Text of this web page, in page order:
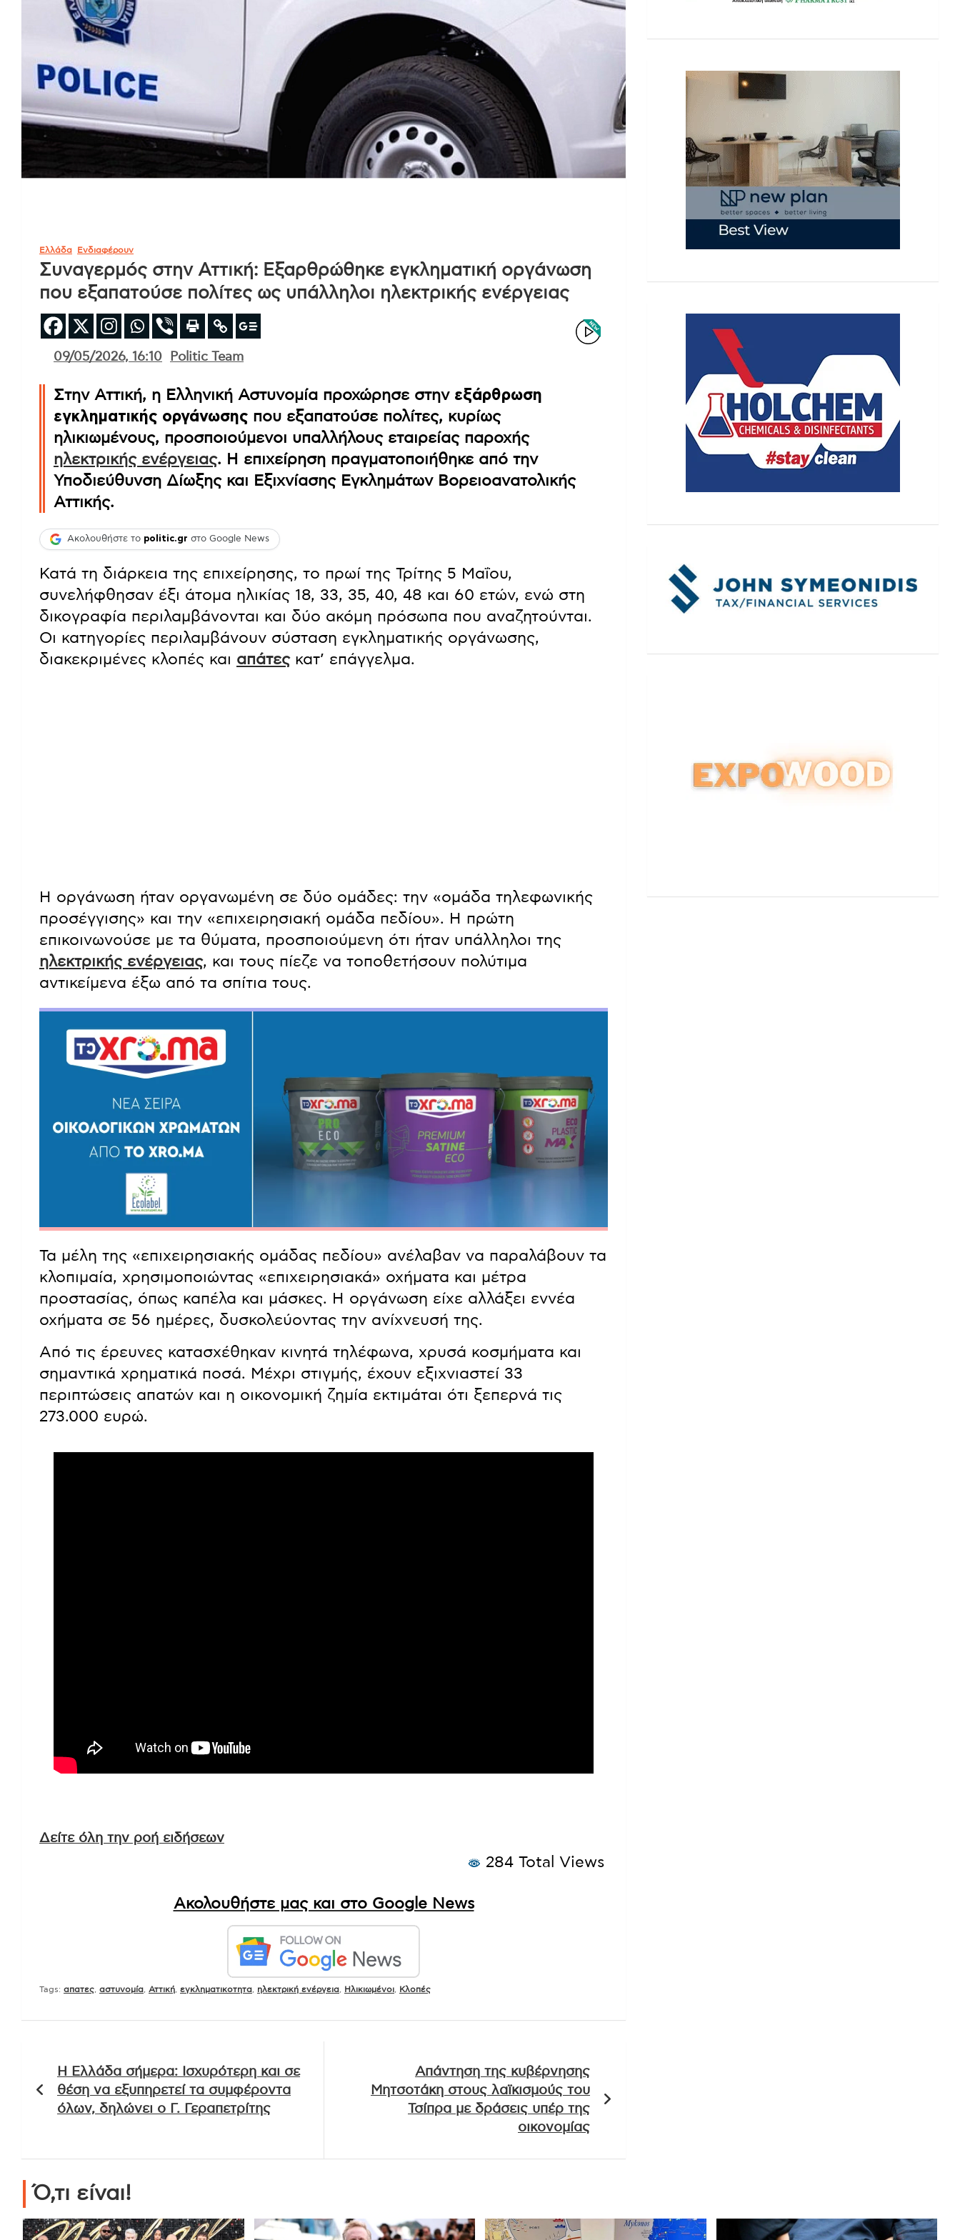
Ελλάδα Ενδιαφέρουν
Συναγερμός στην Αττική: Εξαρθρώθηκε εγκληματική οργάνωση
που εξαπατούσε πολίτες ως υπάλληλοι ηλεκτρικής ενέργειας
09/05/2026, 16:10 Politic Team
Στην Αττική, η Ελληνική Αστυνομία προχώρησε στην εξάρθρωση
εγκληματικής οργάνωσης που εξαπατούσε πολίτες, κυρίως
ηλικιωμένους, προσποιούμενοι υπαλλήλους εταιρείας παροχής
ηλεκτρικής ενέργειας. Η επιχείρηση πραγματοποιήθηκε από την
Υποδιεύθυνση Δίωξης και Εξιχνίασης Εγκλημάτων Βορειοανατολικής
Αττικής.
Ακολουθήστε το politic.gr στο Google News
Κατά τη διάρκεια της επιχείρησης, το πρωί της Τρίτης 5 Μαΐου,
συνελήφθησαν έξι άτομα ηλικίας 18, 33, 35, 40, 48 και 60 ετών, ενώ στη
δικογραφία περιλαμβάνονται και δύο ακόμη πρόσωπα που αναζητούνται.
Οι κατηγορίες περιλαμβάνουν σύσταση εγκληματικής οργάνωσης,
διακεκριμένες κλοπές και απάτεςκατ’ επάγγελμα.
Η οργάνωση ήταν οργανωμένη σε δύο ομάδες: την «ομάδα τηλεφωνικής
προσέγγισης» και την «επιχειρησιακή ομάδα πεδίου». Η πρώτη
επικοινωνούσε με τα θύματα, προσποιούμενη ότι ήταν υπάλληλοι της
ηλεκτρικής ενέργειας, και τους πίεζε να τοποθετήσουν πολύτιμα
αντικείμενα έξω από τα σπίτια τους.
Τα μέλη της «επιχειρησιακής ομάδας πεδίου» ανέλαβαν να παραλάβουν τα
κλοπιμαία, χρησιμοποιώντας «επιχειρησιακά» οχήματα και μέτρα
προστασίας, όπως καπέλα και μάσκες. Η οργάνωση είχε αλλάξει εννέα
οχήματα σε 56 ημέρες, δυσκολεύοντας την ανίχνευσή της.
Από τις έρευνες κατασχέθηκαν κινητά τηλέφωνα, χρυσά κοσμήματα και
σημαντικά χρηματικά ποσά. Μέχρι στιγμής, έχουν εξιχνιαστεί 33
περιπτώσεις απατών και η οικονομική ζημία εκτιμάται ότι ξεπερνά τις
273.000 ευρώ.
Δείτε όλη την ροή ειδήσεων
284 Total Views
Ακολουθήστε μας και στο Google News
Tags: απατες αστυνομία Αττική εγκληματικοτητα ηλεκτρική ενέργεια Ηλικιωμένοι Κλοπές
άρθρων
Η Ελλάδα σήμερα: Ισχυρότερη και σε
θέση να εξυπηρετεί τα συμφέροντα
όλων, δηλώνει ο Γ. Γεραπετρίτης
Απάντηση της κυβέρνησης
Μητσοτάκη στους λαϊκισμούς του
Τσίπρα με δράσεις υπέρ της
οικονομίας
Ό,τι είναι!